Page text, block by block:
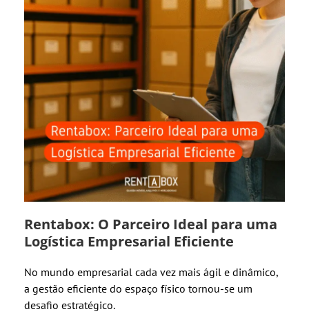
Rentabox: O Parceiro Ideal para uma
Logística Empresarial Eficiente
No mundo empresarial cada vez mais ágil e dinâmico,
a gestão eficiente do espaço físico tornou-se um
desafio estratégico.